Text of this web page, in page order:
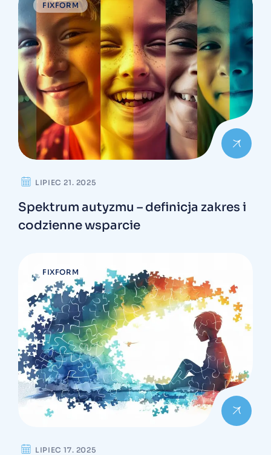
FIXFORM
LIPIEC 21. 2025
Spektrum autyzmu – definicja zakres i
codzienne wsparcie
FIXFORM
LIPIEC 17. 2025